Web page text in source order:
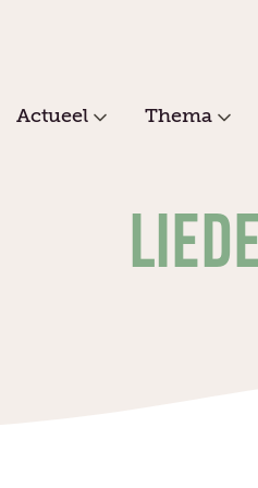
Actueel Thema